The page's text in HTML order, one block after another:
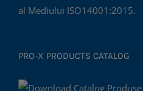
al Mediului ISO14001:2015.
PRO-X PRODUCTS CATALOG